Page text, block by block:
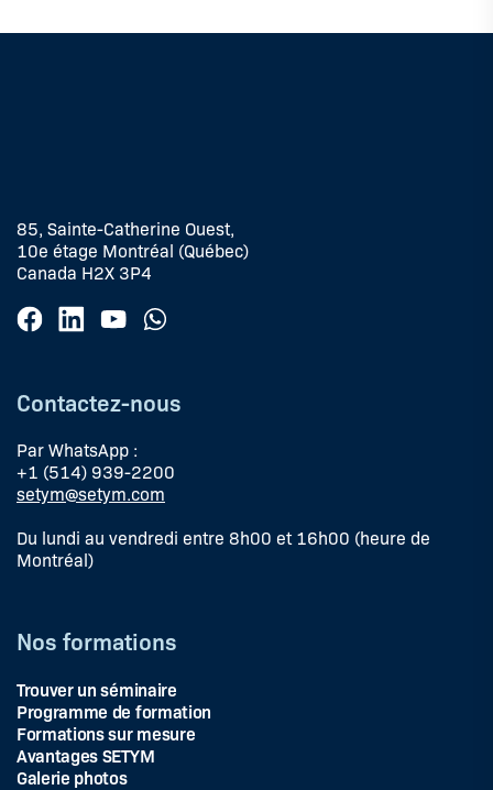
85, Sainte-Catherine Ouest,
10e étage Montréal (Québec)
Canada H2X 3P4
Contactez-nous
Par WhatsApp :
+1 (514) 939-2200
setym@setym.com
Du lundi au vendredi entre 8h00 et 16h00 (heure de
Montréal)
Nos formations
Trouver un séminaire
Programme de formation
Formations sur mesure
Avantages SETYM
Galerie photos